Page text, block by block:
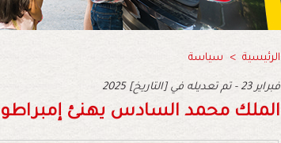
الرئيسية > سياسة
2025 فبراير 23 - تم تعديله في [التاريخ]
الملك محمد السادس يهنئ إمبراطور